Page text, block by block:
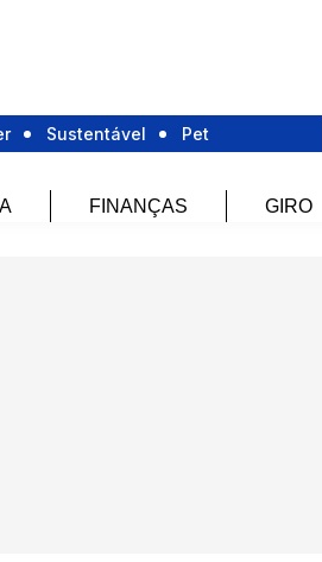
Sustentável Pet
FINANÇAS GIRO